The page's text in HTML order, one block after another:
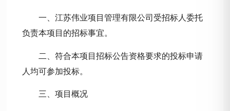
一、江苏伟业项目管理有限公司受招标人委托
负责本项目的招标事宜。
二、符合本项目招标公告资格要求的投标申请
人均可参加投标。
三、项目概况